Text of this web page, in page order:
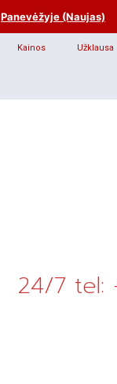
Panevėžyje (Naujas)
Kainos Užklausa
24/7 tel: